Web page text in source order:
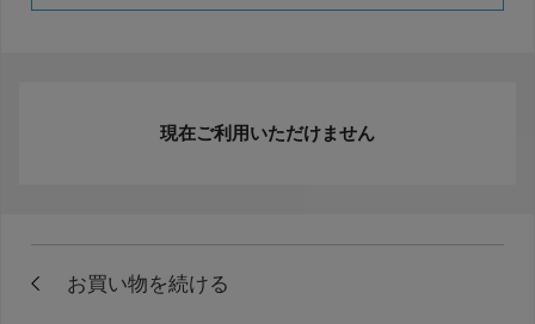
現在ご利用いただけません